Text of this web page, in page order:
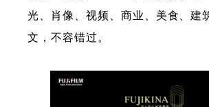
光、肖像、视频、商业、美食、建
文，不容错过。